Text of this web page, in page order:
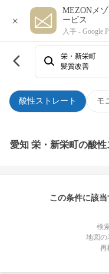
×
MEZONメ
ービス
入手 - Google
酸性ストレート モ
栄・新栄町
髪質改善
愛知 栄・新栄町の酸性
この条件に該
検
地図の
再